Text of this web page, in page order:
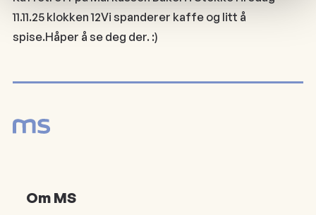
11.11.25 klokken 12Vi spanderer kaffe og litt å
spise.Håper å se deg der. :)
Om MS